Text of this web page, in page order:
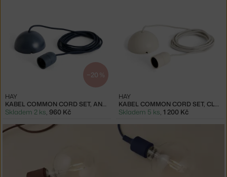
−20 %
KABEL COMMON CORD SET, ANTHRACITE BLUE
HAY
Skladem 2 ks, 960 Kč
KABEL COMMON CORD SET, CLAY WHITE
HAY
Skladem 5 ks, 1 200 Kč